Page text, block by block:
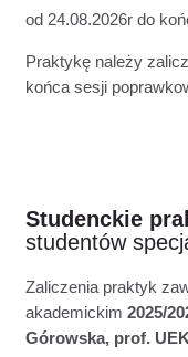
od 24.08.2026r do
Praktykę należy
końca sesji
Studenckie
studentów
Zaliczenia praktyk
akademickim 2025/
Górowska, prof. UEK